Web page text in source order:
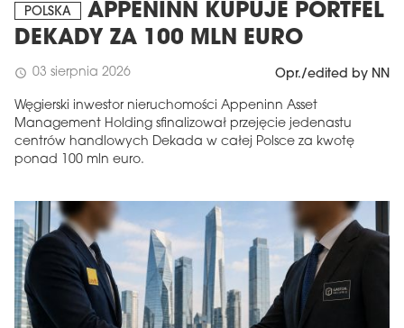
POLSKA
APPENINN KUPUJE PORTFEL
DEKADY ZA 100 MLN EURO
schedule 03 sierpnia 2026 Opr./edited by NN
Węgierski inwestor nieruchomości Appeninn Asset
Management Holding sfinalizował przejęcie jedenastu
centrów handlowych Dekada w całej Polsce za kwotę
ponad 100 mln euro.